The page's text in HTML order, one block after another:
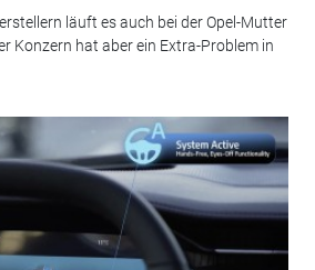
läuft es auch bei der Opel-Mutter
Konzern hat aber ein Extra-Problem in